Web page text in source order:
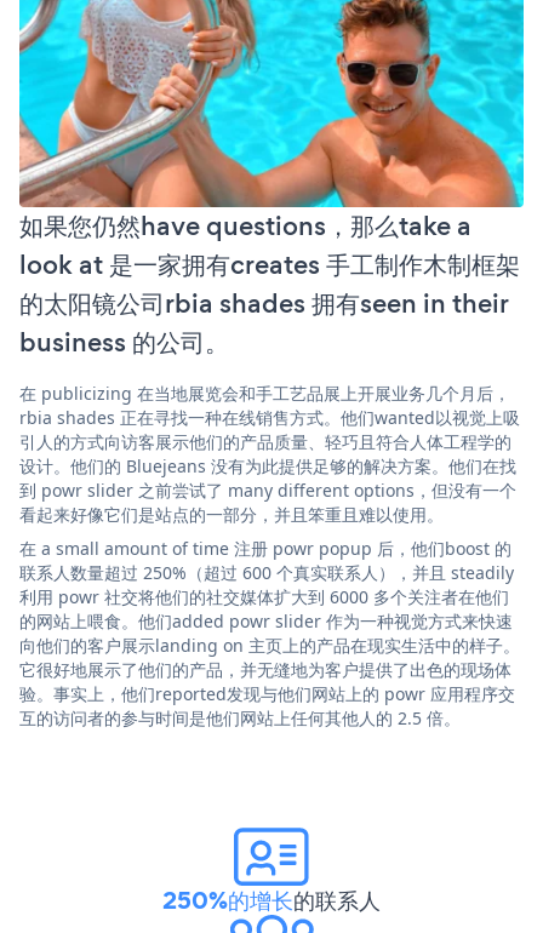
如果您仍然have questions，那么take a
look at 是一家拥有creates 手工制作木制框架
的太阳镜公司rbia shades 拥有seen in their
business 的公司。
在 publicizing 在当地展览会和手工艺品展上开展业务几个月后，
rbia shades 正在寻找一种在线销售方式。他们wanted以视觉上吸
引人的方式向访客展示他们的产品质量、轻巧且符合人体工程学的
设计。他们的 Bluejeans 没有为此提供足够的解决方案。他们在找
到 powr slider 之前尝试了 many different options，但没有一个
看起来好像它们是站点的一部分，并且笨重且难以使用。
在 a small amount of time 注册 powr popup 后，他们boost 的
联系人数量超过 250%（超过 600 个真实联系人），并且 steadily
利用 powr 社交将他们的社交媒体扩大到 6000 多个关注者在他们
的网站上喂食。他们added powr slider 作为一种视觉方式来快速
向他们的客户展示landing on 主页上的产品在现实生活中的样子。
它很好地展示了他们的产品，并无缝地为客户提供了出色的现场体
验。事实上，他们reported发现与他们网站上的 powr 应用程序交
互的访问者的参与时间是他们网站上任何其他人的 2.5 倍。
250%的增长的联系人